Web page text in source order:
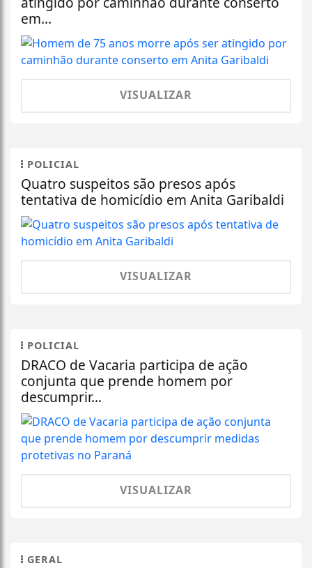
em...
VISUALIZAR
POLICIAL
Quatro suspeitos são presos após
tentativa de homicídio em Anita Garibaldi
VISUALIZAR
POLICIAL
DRACO de Vacaria participa de ação
conjunta que prende homem por
descumprir...
VISUALIZAR
GERAL